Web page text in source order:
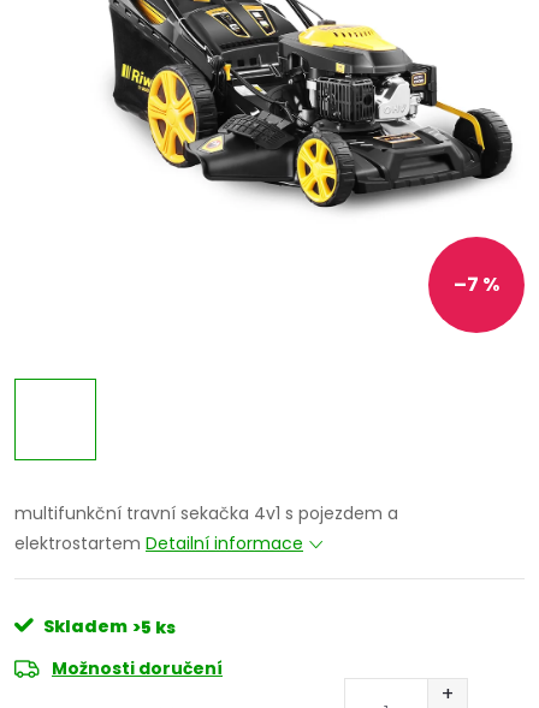
–7 %
multifunkční travní sekačka 4v1 s pojezdem a
elektrostartem Detailní informace
Skladem >5 ks
Možnosti doručení